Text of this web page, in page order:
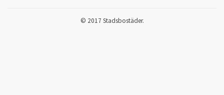
© 2017 Stadsbostäder.